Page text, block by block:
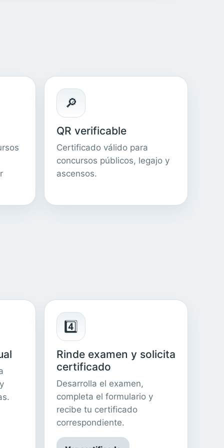
🔎
QR verificable
Certificado válido para
concursos públicos, legajo y
ascensos.
4️⃣
Rinde examen y solicita
certificado
Desarrolla el examen,
completa el formulario y
recibe tu certificado
correspondiente.